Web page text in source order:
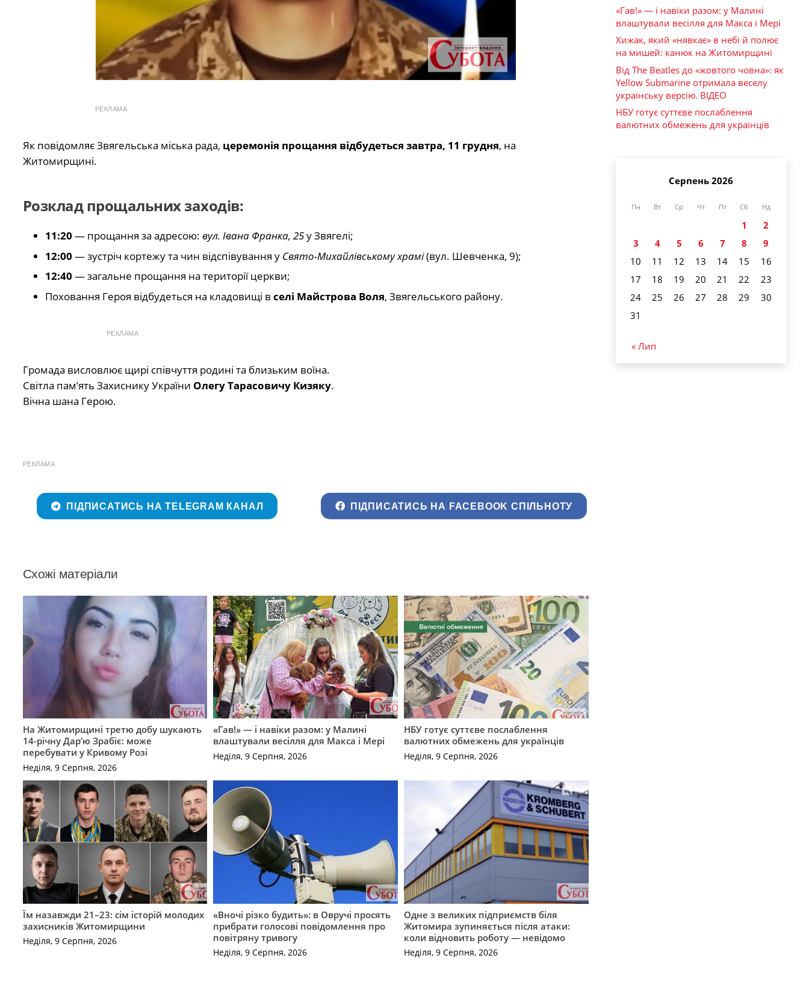
РЕКЛАМА
Як повідомляє Звягельська міська рада, церемонія прощання відбудеться завтра, 11 грудня, на
Житомирщині.
Розклад прощальних заходів:
11:20 — прощання за адресою: вул. Івана Франка, 25у Звягелі;
12:00 — зустріч кортежу та чин відспівування у Свято-Михайлівському храмі(вул. Шевченка, 9);
12:40 — загальне прощання на території церкви;
Поховання Героя відбудеться на кладовищі в селі Майстрова Воля, Звягельського району.
РЕКЛАМА
Громада висловлює щирі співчуття родині та близьким воїна.
Світла пам’ять Захиснику України Олегу Тарасовичу Кизяку.
Вічна шана Герою.
РЕКЛАМА
ПІДПИСАТИСЬ НА TELEGRAM КАНАЛ ПІДПИСАТИСЬ НА FACEBOOK СПІЛЬНОТУ
Схожі матеріали
На Житомирщині третю добу шукають
14-річну Дар’ю Зрабіє: може
перебувати у Кривому Розі
Неділя, 9 Серпня, 2026
«Гав!» — і навіки разом: у Малині
влаштували весілля для Макса і Мері
Неділя, 9 Серпня, 2026
НБУ готує суттєве послаблення
валютних обмежень для українців
Неділя, 9 Серпня, 2026
Їм назавжди 21–23: сім історій молодих
захисників Житомирщини
Неділя, 9 Серпня, 2026
«Вночі різко будить»: в Овручі просять
прибрати голосові повідомлення про
повітряну тривогу
Неділя, 9 Серпня, 2026
Одне з великих підприємств біля
Житомира зупиняється після атаки:
коли відновить роботу — невідомо
Неділя, 9 Серпня, 2026
«Гав!» — і навіки разом: у Малині
влаштували весілля для Макса і Мері
Хижак, який «нявкає» в небі й полює
на мишей: канюк на Житомирщині
Від The Beatles до «жовтого човна»: як
Yellow Submarine отримала веселу
українську версію. ВІДЕО
НБУ готує суттєве послаблення
валютних обмежень для українців
Серпень 2026
Пн Вт Ср Чт Пт Сб Нд
1
2
3
4 5 6 7 8
9
10
11 12 13 14 15
16
17
18 19 20 21 22
23
24
25 26 27 28 29
30
31
« Лип